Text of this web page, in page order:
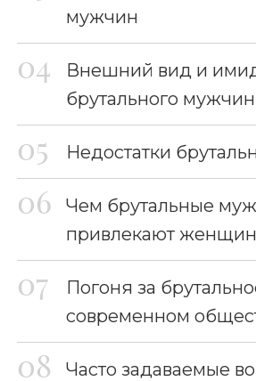
мужчин
Внешний вид и
брутального
Недостатки
Чем брутальные
привлекают женщин
Погоня за
современном
Часто задаваемые